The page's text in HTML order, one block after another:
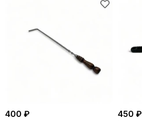
400 ₽ 450 ₽